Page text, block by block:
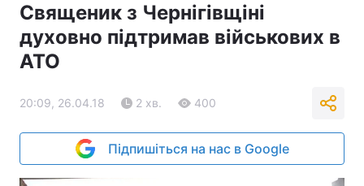
Священик з Чернігівщіні
духовно підтримав військових в
АТО
20:09, 26.04.18 2 хв. 400
Підпишіться на нас в Google